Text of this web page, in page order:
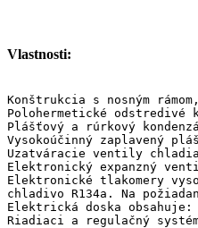
Vlastnosti:
Konštrukcia s nosným
Polohermetické odstredivé
Plášťový a rúrkový
Vysokoúčinný zaplavený
Uzatváracie ventily
Elektronický expanzný
Elektronické tlakomery
chladivo R134a. Na
Elektrická doska
Riadiaci a regulačný systém